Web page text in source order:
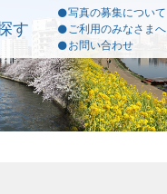
す
写真の募集について
ご利用のみなさまへ
お問い合わせ